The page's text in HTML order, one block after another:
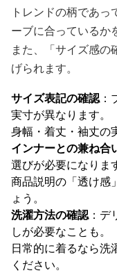
トレンドの柄であ
ーブに合っているか
また、「サイズ感の
げられます。
サイズ表記の確認：
実寸が異なります。
身幅・着丈・袖丈の
インナーとの兼ね合
選びが必要になりま
商品説明の「透け感
ょう。
洗濯方法の確認：デ
しが必要なことも。
日常的に着るなら洗
ください。